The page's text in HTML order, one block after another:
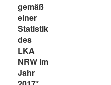
gemäß
einer
Statistik
des
LKA
NRW im
Jahr